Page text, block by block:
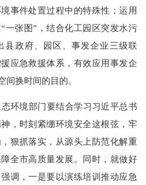
事件处置过程中的特殊性；运用
“一张图”，结合化工园区突发水污
县政府、园区、事发企业三级联
应急救援体系，有效应用事发企
间换时间的目的。
环境部门要结合学习习近平总书
，时刻紧绷环境安全这根弦，牢
狠抓落实，从源头上防范化解重
全市高质量发展。同时，就做好
调，一是要以演练培训推动应急